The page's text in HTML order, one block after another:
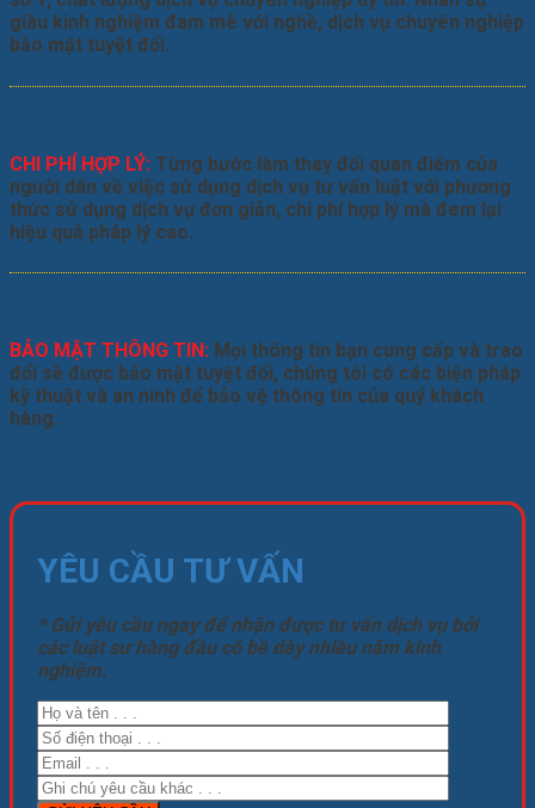
giàu kinh nghiệm đam mê với nghề, dịch vụ chuyên nghiệp
bảo mật tuyệt đối.
CHI PHÍ HỢP LÝ: Từng bước làm thay đổi quan điểm của
người dân về việc sử dụng dịch vụ tư vấn luật với phương
thức sử dụng dịch vụ đơn giản, chi phí hợp lý mà đem lại
hiệu quả pháp lý cao.
BẢO MẬT THÔNG TIN: Mọi thông tin bạn cung cấp và trao
đổi sẽ được bảo mật tuyệt đối, chúng tôi có các biện pháp
kỹ thuật và an ninh để bảo vệ thông tin của quý khách
hàng.
YÊU CẦU TƯ VẤN
* Gửi yêu cầu ngay để nhận được tư vấn dịch vụ bởi
các luật sư hàng đầu có bề dày nhiều năm kinh
nghiệm.